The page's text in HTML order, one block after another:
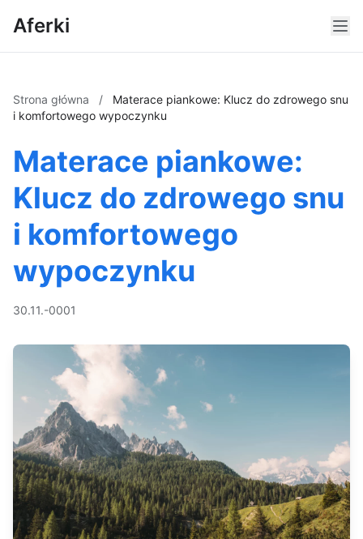
Aferki
Strona główna /
Materace piankowe: Klucz do zdrowego snu
i komfortowego wypoczynku
Materace piankowe:
Klucz do zdrowego snu
i komfortowego
wypoczynku
30.11.-0001